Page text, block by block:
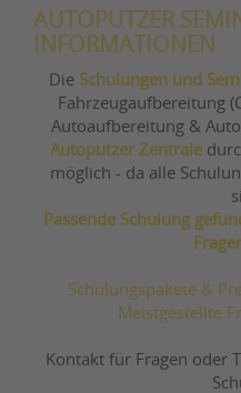
AUTOPUTZER
INFORMATIONEN
Die Schulungen und
Fahrzeugaufbereitung
Autoaufbereitung &
Autoputzer Zentrale
möglich - da alle
Passende Schulung
Schulungspakete &
Meistgestellte
Kontakt für Fragen oder